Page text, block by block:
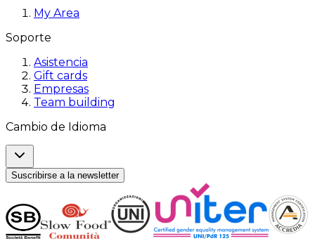
My Area
Soporte
Asistencia
Gift cards
Empresas
Team building
Cambio de Idioma
Suscribirse a la newsletter